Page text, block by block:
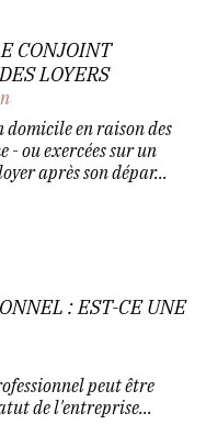
CONJOINT
LOYERS
en raison des
- ou exercées sur un
après son dépar...
: EST-CE UNE
peut être
de l'entreprise...